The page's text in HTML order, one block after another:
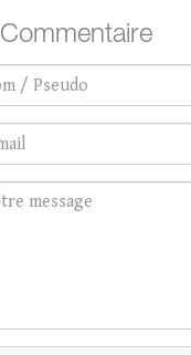
Commentaire